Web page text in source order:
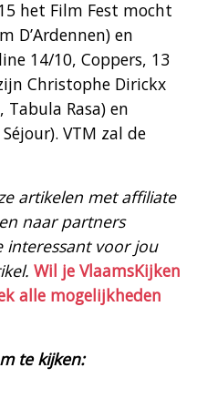
het Film Fest mocht
D’Ardennen) en
14/10, Coppers, 13
Christophe Dirickx
Tabula Rasa) en
VTM zal de
artikelen met affiliate
naar partners
interessant voor jou
Wil je VlaamsKijken
alle mogelijkheden
te kijken: